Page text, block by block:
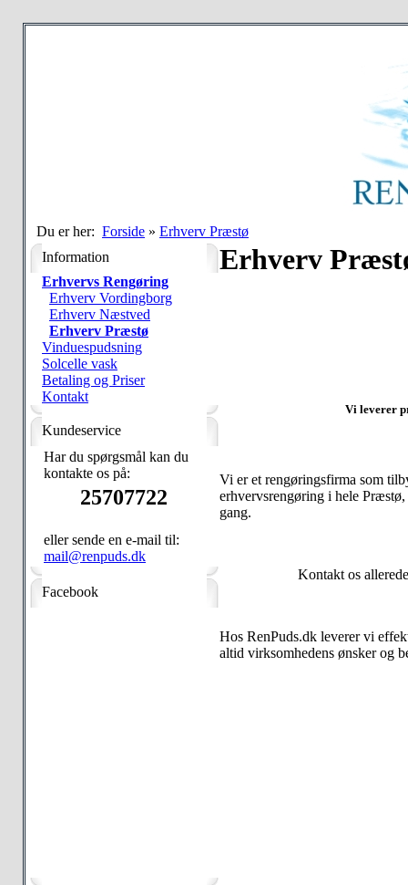
Du er her: Forside » Erhverv Præstø
Information
Erhvervs Rengøring
Erhverv Vordingborg
Erhverv Næstved
Erhverv Præstø
Vinduespudsning
Solcelle vask
Betaling og Priser
Kontakt
Kundeservice
Har du spørgsmål kan du
kontakte os på:
25707722
eller sende en e-mail til:
mail@renpuds.dk
Facebook
Erhverv
Vi leverer
Vi er et rengøringsfirma som
erhvervsrengøring i hele
gang.
Kontakt os
Hos RenPuds.dk leverer vi
altid virksomhedens ønsker og